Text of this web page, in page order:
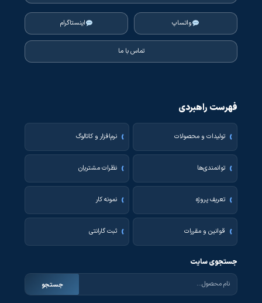
واتساپ اینستاگرام
تماس با ما
فهرست راهبردی
تولیدات و محصولات نرم‌افزار و کاتالوگ
توانمندی‌ها نظرات مشتریان
تعریف پروژه نمونه کار
قوانین و مقررات ثبت گارانتی
جستجوی سایت
جستجو